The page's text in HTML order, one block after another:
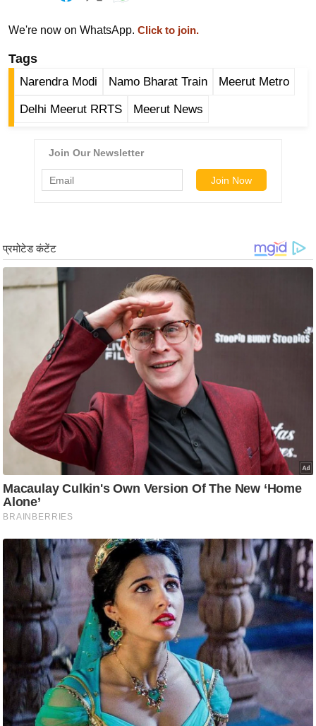
त
टो
व
र्ल्ड
रं
ज
ज
वु
ड
हॉ
ली
ड
फि
मी
क्षा
B
r
e
k
i
n
We're now on WhatsApp. Click to join.
Tags
Narendra Modi Namo Bharat Train Meerut Metro
Delhi Meerut RRTS Meerut News